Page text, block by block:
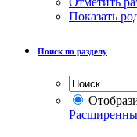
Показать
Поиск по разделу